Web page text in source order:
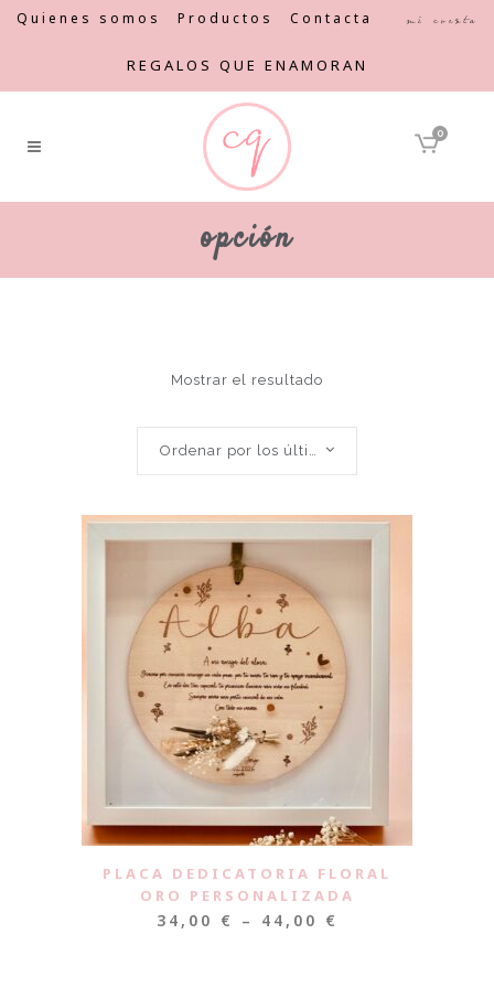
Quienes somos Productos Contacta Mi cuenta
REGALOS QUE ENAMORAN
0
opción
Mostrar el resultado
Ordenar por los últimos
PLACA DEDICATORIA FLORAL
ORO PERSONALIZADA
34,00 € – 44,00 €